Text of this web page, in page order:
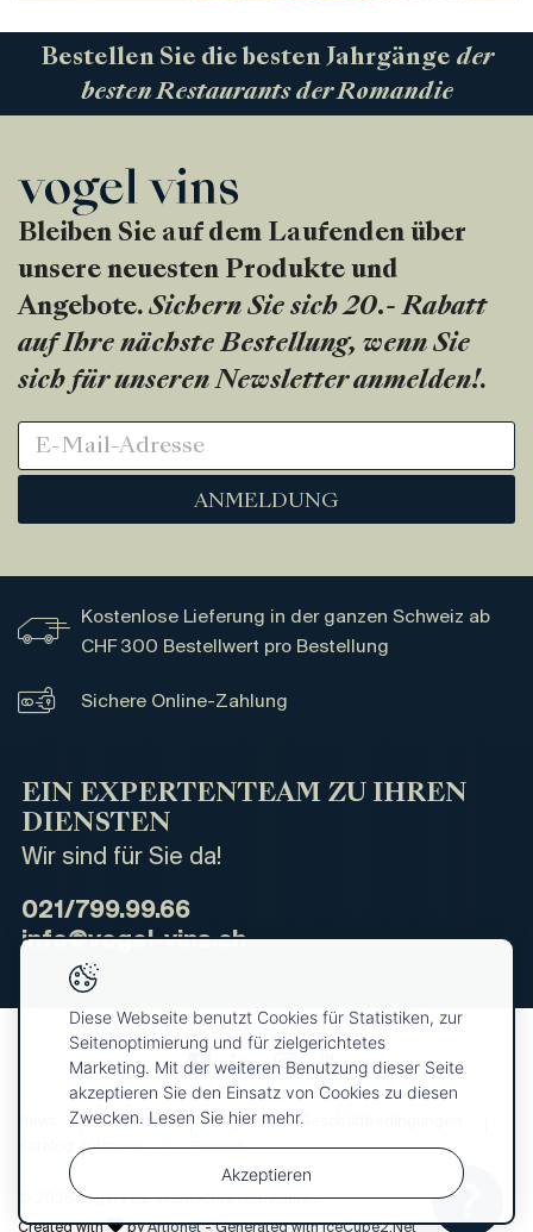
Bestellen Sie die besten Jahrgänge der
besten Restaurants der Romandie
Bleiben Sie auf dem Laufenden über
unsere neuesten Produkte und
Angebote. Sichern Sie sich 20.- Rabatt
auf Ihre nächste Bestellung, wenn Sie
sich für unseren Newsletter anmelden!.
ANMELDUNG
Kostenlose Lieferung in der ganzen Schweiz ab
CHF 300 Bestellwert pro Bestellung
Sichere Online-Zahlung
EIN EXPERTENTEAM ZU IHREN
DIENSTEN
Wir sind für Sie da!
021/799.99.66
info@vogel-vins.ch
Über uns
Allgemeine Geschäftbedingungen
Katalog anfragen
Presse
© 2026 Vogel Vins. Alle Rechte vorbehalten
Created with
byArtionet-Generated with IceCube2.Net
Ihre
Auswahl
Diese Webseite benutzt Cookies für Statistiken, zur
Seitenoptimierung und für zielgerichtetes
Marketing. Mit der weiteren Benutzung dieser Seite
akzeptieren Sie den Einsatz von Cookies zu diesen
Zwecken. Lesen Sie hier mehr.
Akzeptieren